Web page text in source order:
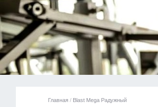
Главная / Blast Mega Радужный